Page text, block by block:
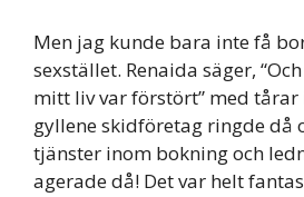
Men jag kunde bara inte få
sexstället. Renaida säger,
mitt liv var förstört” med
gyllene skidföretag ringde då
tjänster inom bokning och
agerade då! Det var helt